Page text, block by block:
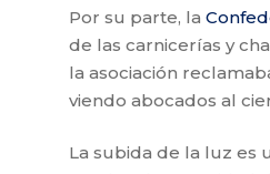
Por su parte, la
de las carnicerías y
la asociación
viendo abocados al
La subida de la luz es